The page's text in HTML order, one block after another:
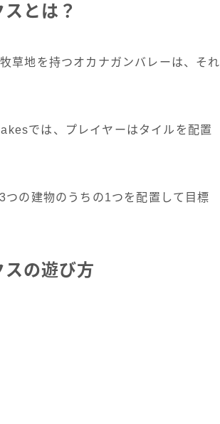
とは？
草地を持つオカナガンバレーは、それ
では、プレイヤーはタイルを配置
つの建物のうちの1つを配置して目標
の遊び方